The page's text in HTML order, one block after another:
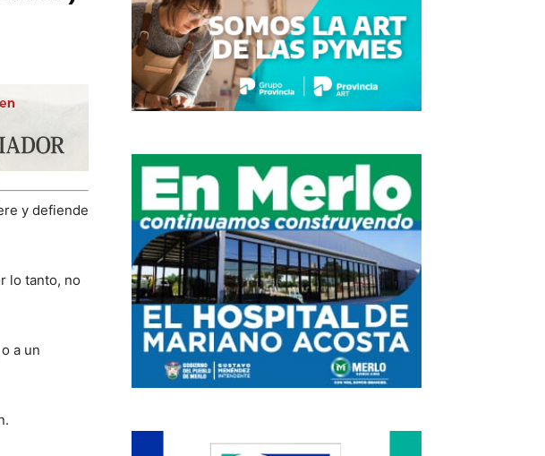
y defiende
lo tanto, no
a un